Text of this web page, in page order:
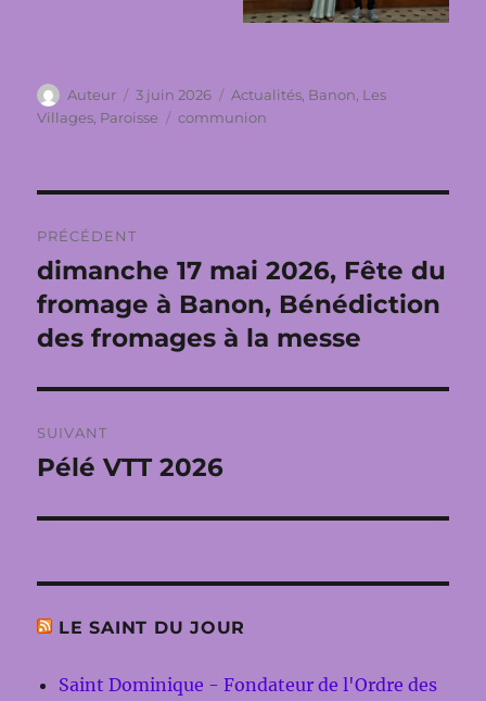
Auteur
Auteur
Publié
le
3 juin 2026 Catégories
Actualités, Banon, Les
Villages, Paroisse Étiquettes
communion
de
l’article
PRÉCÉDENT
Publication
précédente :
dimanche 17 mai 2026, Fête du
fromage à Banon, Bénédiction
des fromages à la messe
SUIVANT
Publication
Pélé VTT 2026
LE SAINT DU JOUR
Saint Dominique - Fondateur de l'Ordre des